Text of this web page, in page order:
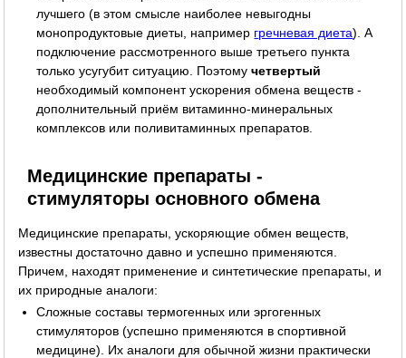
лучшего (в этом смысле наиболее невыгодны
монопродуктовые диеты, например гречневая диета). А
подключение рассмотренного выше третьего пункта
только усугубит ситуацию. Поэтомучетвертый
необходимый компонент ускорения обмена веществ -
дополнительный приём витаминно-минеральных
комплексов или поливитаминных препаратов.
Медицинские препараты -
стимуляторы основного обмена
Медицинские препараты, ускоряющие обмен веществ,
известны достаточно давно и успешно применяются.
Причем, находят применение и синтетические препараты, и
их природные аналоги:
Сложные составы термогенных или эргогенных
стимуляторов (успешно применяются в спортивной
медицине). Их аналоги для обычной жизни практически